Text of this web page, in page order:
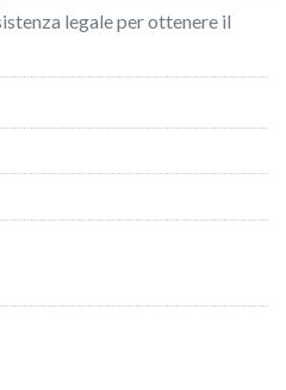
legale per ottenere il